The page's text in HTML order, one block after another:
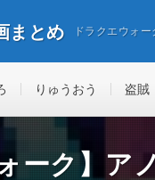
まとめ ドラクエウォ
りゅうおう 盗賊
ーク】ア